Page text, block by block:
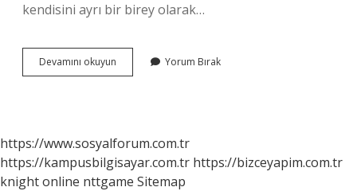
kendisini ayrı bir birey olarak…
Devamını okuyun Bağlamsal
Benlik
Yorum Bırak
https://www.sosyalforum.com.tr
https://kampusbilgisayar.com.tr https://bizceyapim.com.tr
knight online nttgame Sitemap